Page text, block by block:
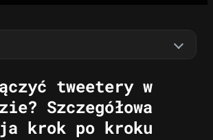
tweetery w
Szczegółowa
krok po kroku